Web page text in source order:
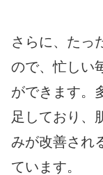
さらに、たっ
ので、忙しい
ができます。
足しており、
みが改善され
ています。